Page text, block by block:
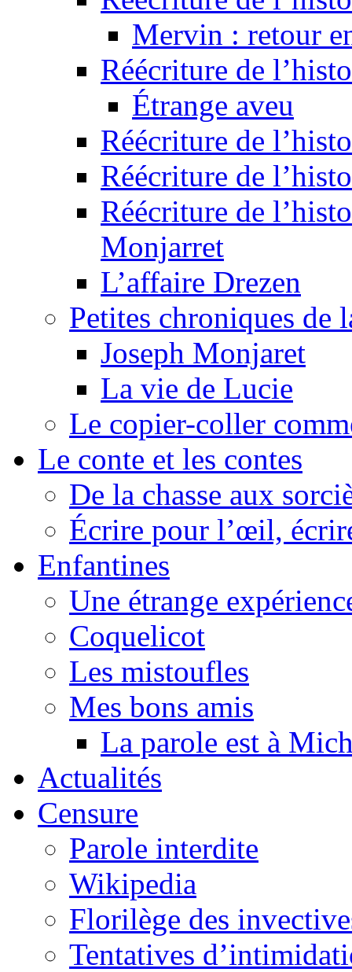
Mervin : retour
Réécriture de
Étrange aveu
Réécriture de
Réécriture de
Réécriture de
Monjarret
L’affaire Drezen
Petites chroniques de
Joseph Monjaret
La vie de Lucie
Le copier-coller
Le conte et les contes
De la chasse aux
Écrire pour l’œil,
Enfantines
Une étrange
Coquelicot
Les mistoufles
Mes bons amis
La parole est à
Actualités
Censure
Parole interdite
Wikipedia
Florilège des
Tentatives